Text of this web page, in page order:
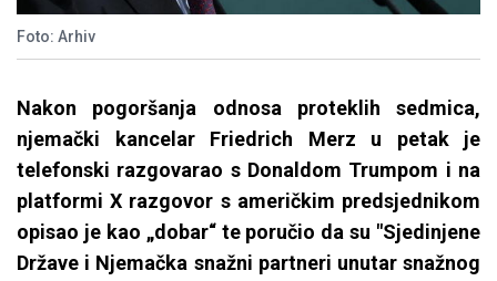
Foto: Arhiv
Nakon pogoršanja odnosa proteklih sedmica,
njemački kancelar Friedrich Merz u petak je
telefonski razgovarao s Donaldom Trumpom i na
platformi X razgovor s američkim predsjednikom
opisao je kao „dobar“ te poručio da su "Sjedinjene
Države i Njemačka snažni partneri unutar snažnog